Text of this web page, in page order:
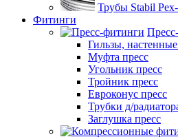
Трубы Stabil
Фитинги
Гильзы,
Муфта пресс
Угольник пресс
Тройник пресс
Евроконус пресс
Трубки д/
Заглушка пресс